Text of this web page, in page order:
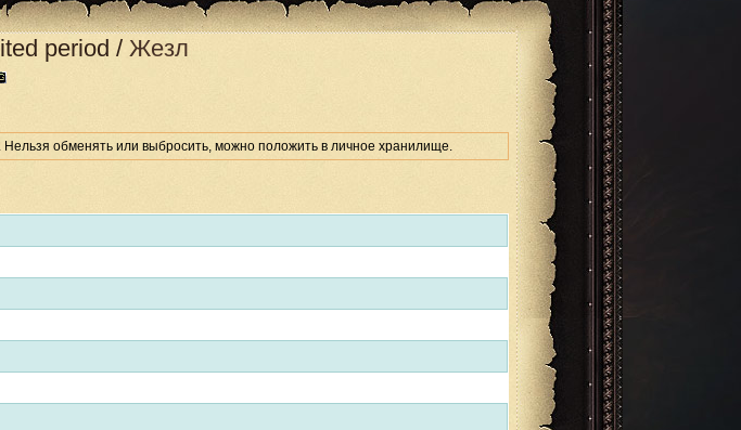
period / Жезл
обменять или выбросить, можно положить в личное хранилище.